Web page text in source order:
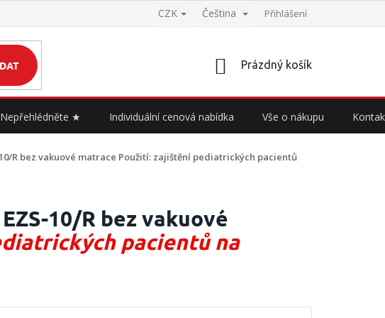
CZK Čeština Přihlášení
NÁKUPNÍ
Prázdný košík
★ Individuální cenová nabídka Vše o nákupu
R bez vakuové matrace Použití: zajištění pediatrických pacientů
10/R bez vakuové
pacientů na